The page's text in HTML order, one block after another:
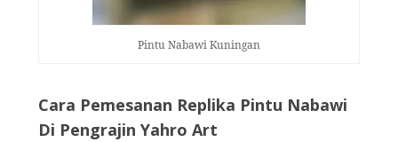
Pintu Nabawi Kuningan
Cara Pemesanan Replika Pintu Nabawi
Di Pengrajin Yahro Art